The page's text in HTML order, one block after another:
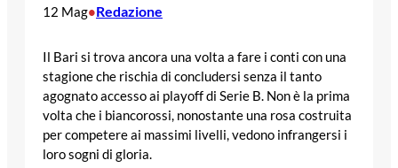
12 Mag•Redazione
Il Bari si trova ancora una volta a fare i conti con una
stagione che rischia di concludersi senza il tanto
agognato accesso ai playoff di Serie B. Non è la prima
volta che i biancorossi, nonostante una rosa costruita
per competere ai massimi livelli, vedono infrangersi i
loro sogni di gloria.